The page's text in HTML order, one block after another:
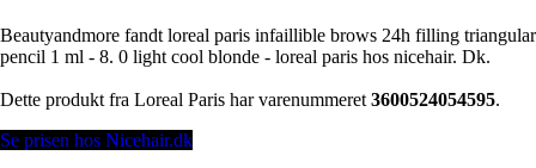
Beautyandmore fandt loreal paris infaillible brows 24h filling triangular
pencil 1 ml - 8. 0 light cool blonde - loreal paris hos nicehair. Dk.
Dette produkt fra Loreal Paris har varenummeret 3600524054595.
Se prisen hos Nicehair.dk